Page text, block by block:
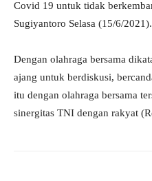
Covid 19 untuk tidak
Sugiyantoro Selasa (15/6/2021).
Dengan olahraga bersama
ajang untuk berdiskusi,
itu dengan olahraga bersama
sinergitas TNI dengan rakyat